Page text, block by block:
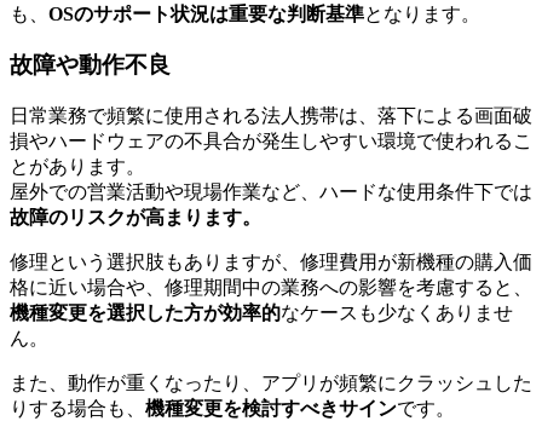
も、 OSのサポート状況は重要な判断基準となります。
故障や動作不良
日常業務で頻繁に使用される法人携帯は、落下による画面破
損やハードウェアの不具合が発生しやすい環境で使われるこ
とがあります。
屋外での営業活動や現場作業など、ハードな使用条件下では
故障のリスクが高まります。
修理という選択肢もありますが、修理費用が新機種の購入価
格に近い場合や、修理期間中の業務への影響を考慮すると、
機種変更を選択した方が効率的なケースも少なくありませ
ん。
また、動作が重くなったり、アプリが頻繁にクラッシュした
りする場合も、 機種変更を検討すべきサインです。